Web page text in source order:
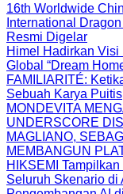
16th Worldwide
International
Resmi Digelar
Himel Hadirkan
Global “Dream
FAMILIARITÉ:
Sebuah Karya Puitis
MONDEVITA
UNDERSCORE
MAGLIANO,
MEMBANGUN
HIKSEMI
Seluruh Skenario di